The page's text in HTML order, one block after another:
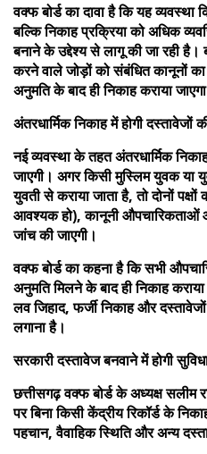
वक्फ बोर्ड का दावा है कि यह व्यवस्था
बल्कि निकाह प्रक्रिया को अधिक
बनाने के उद्देश्य से लागू की जा रही है।
करने वाले जोड़ों को संबंधित कानूनों
अनुमति के बाद ही निकाह कराया
अंतरधार्मिक निकाह में होगी दस्तावेजों
नई व्यवस्था के तहत अंतरधार्मिक
जाएगी। अगर किसी मुस्लिम युवक या
युवती से कराया जाता है, तो दोनों पक्षों
आवश्यक हो), कानूनी
जांच की जाएगी।
वक्फ बोर्ड का कहना है कि सभी
अनुमति मिलने के बाद ही निकाह
लव जिहाद, फर्जी निकाह और
लगाना है।
सरकारी दस्तावेज बनवाने में होगी
छत्तीसगढ़ वक्फ बोर्ड के अध्यक्ष सलीम
पर बिना किसी केंद्रीय रिकॉर्ड के
पहचान, वैवाहिक स्थिति और अन्य